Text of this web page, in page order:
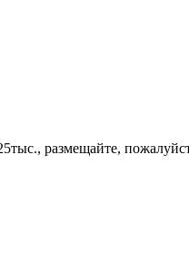
размещайте,